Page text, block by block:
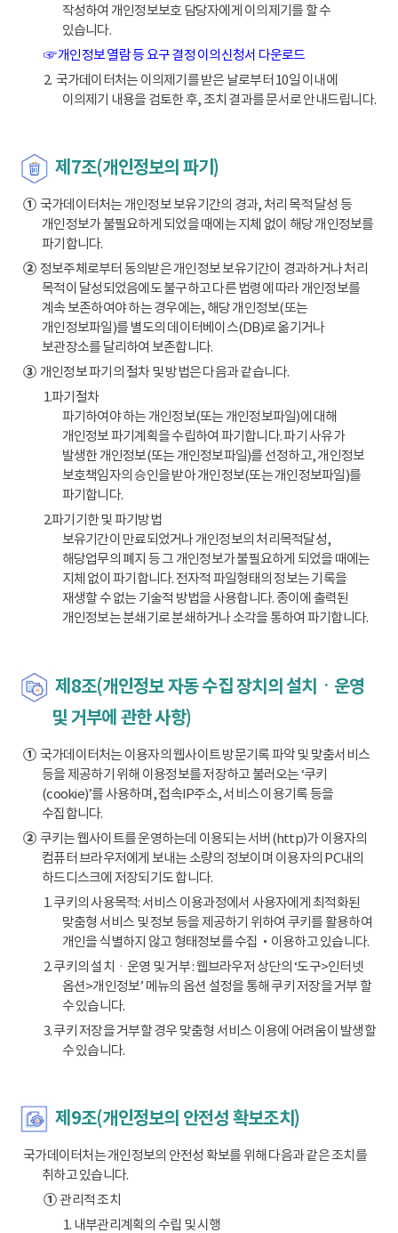
작성하여 개인정보보호 담당자에게 이의제기를 할 수
있습니다.
☞ 개인정보 열람 등 요구 결정 이의신청서 다운로드
2. 국가데이터처는 이의제기를 받은 날로부터 10일 이내에
이의제기 내용을 검토한 후, 조치 결과를 문서로 안내드립니다.
제7조(개인정보의 파기)
①국가데이터처는 개인정보 보유기간의 경과, 처리 목적 달성 등
개인정보가 불필요하게 되었을 때에는 지체 없이 해당 개인정보를
파기합니다.
②정보주체로부터 동의받은 개인정보 보유기간이 경과하거나 처리
목적이 달성되었음에도 불구하고 다른 법령에 따라 개인정보를
계속 보존하여야 하는 경우에는, 해당 개인정보(또는
개인정보파일)를 별도의 데이터베이스(DB)로 옮기거나
보관장소를 달리하여 보존합니다.
③개인정보 파기의 절차 및 방법은 다음과 같습니다.
1.파기절차
파기하여야 하는 개인정보(또는 개인정보파일)에 대해
개인정보 파기계획을 수립하여 파기합니다. 파기 사유가
발생한 개인정보(또는 개인정보파일)를 선정하고, 개인정보
보호책임자의 승인을 받아 개인정보(또는 개인정보파일)를
파기합니다.
2.파기기한 및 파기방법
보유기간이 만료되었거나 개인정보의 처리목적달성,
해당업무의 폐지 등 그 개인정보가 불필요하게 되었을 때에는
지체 없이 파기합니다. 전자적 파일형태의 정보는 기록을
재생할 수 없는 기술적 방법을 사용합니다. 종이에 출력된
개인정보는 분쇄기로 분쇄하거나 소각을 통하여 파기합니다.
제8조(개인정보 자동 수집 장치의 설치ㆍ운영
및 거부에 관한 사항)
①국가데이터처는 이용자의 웹사이트 방문기록 파악 및 맞춤서비스
등을 제공하기 위해 이용정보를 저장하고 불러오는 ‘쿠키
(cookie)’를 사용하며, 접속IP주소, 서비스 이용기록 등을
수집합니다.
②쿠키는 웹사이트를 운영하는데 이용되는 서버(http)가 이용자의
컴퓨터 브라우저에게 보내는 소량의 정보이며 이용자의 PC내의
하드디스크에 저장되기도 합니다.
1. 쿠키의 사용목적: 서비스 이용과정에서 사용자에게 최적화된
맞춤형 서비스 및 정보 등을 제공하기 위하여 쿠키를 활용하여
개인을 식별하지 않고 형태정보를 수집‧이용하고 있습니다.
2. 쿠키의 설치ㆍ운영 및 거부 : 웹브라우저 상단의 ‘도구>인터넷
옵션>개인정보’ 메뉴의 옵션 설정을 통해 쿠키 저장을 거부 할
수 있습니다.
3. 쿠키 저장을 거부할 경우 맞춤형 서비스 이용에 어려움이 발생할
수 있습니다.
제9조(개인정보의 안전성 확보조치)
국가데이터처는 개인정보의 안전성 확보를 위해 다음과 같은 조치를
취하고 있습니다.
①관리적 조치
1. 내부관리계획의 수립 및 시행